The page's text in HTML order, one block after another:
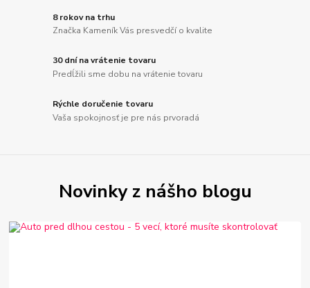
8 rokov na trhu
Značka Kameník Vás presvedčí o kvalite
30 dní na vrátenie tovaru
Predĺžili sme dobu na vrátenie tovaru
Rýchle doručenie tovaru
Vaša spokojnosť je pre nás prvoradá
Novinky z nášho blogu